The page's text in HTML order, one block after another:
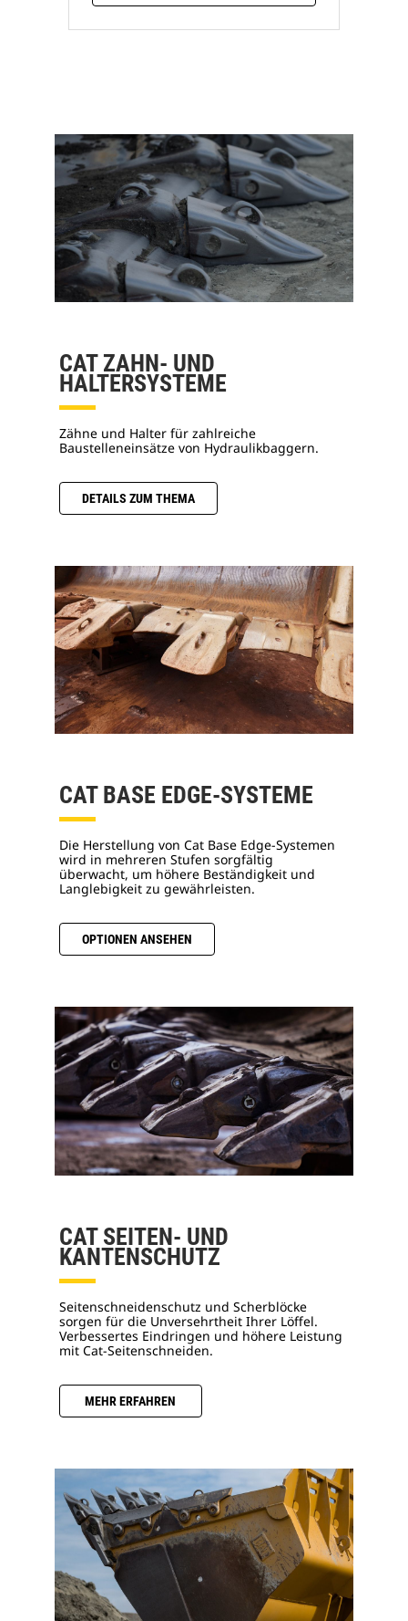
CAT ZAHN- UND
HALTERSYSTEME
Zähne und Halter für zahlreiche
Baustelleneinsätze von Hydraulikbaggern.
DETAILS ZUM THEMA
CAT BASE EDGE-SYSTEME
Die Herstellung von Cat Base Edge-Systemen
wird in mehreren Stufen sorgfältig
überwacht, um höhere Beständigkeit und
Langlebigkeit zu gewährleisten.
OPTIONEN ANSEHEN
CAT SEITEN- UND
KANTENSCHUTZ
Seitenschneidenschutz und Scherblöcke
sorgen für die Unversehrtheit Ihrer Löffel.
Verbessertes Eindringen und höhere Leistung
mit Cat-Seitenschneiden.
MEHR ERFAHREN